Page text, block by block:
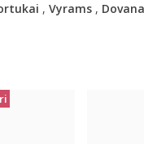
, Vyrams, Dovana